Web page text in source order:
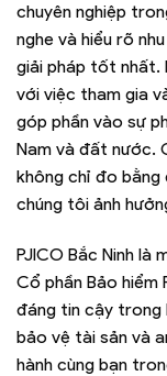
chuyên nghiệp
nghe và hiểu rõ
giải pháp tốt nhất.
với việc tham gia
góp phần vào sự
Nam và đất nước.
không chỉ đo bằng
chúng tôi ảnh
PJICO Bắc Ninh là
Cổ phần Bảo hiểm
đáng tin cậy trong
bảo vệ tài sản và
hành cùng bạn